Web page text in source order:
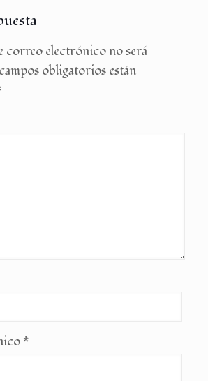
correo electrónico no será
obligatorios están
*